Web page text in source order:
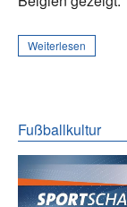
Weiterlesen
Fußballkultur